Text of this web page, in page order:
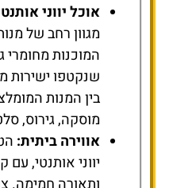
אוכל יווני
מגוון רחב של
המוכנות מחומרי
שנקטפו
בין המנות
מוסקה, גירוס, סלט
אווירה ביתית:
יווני אותנטי,